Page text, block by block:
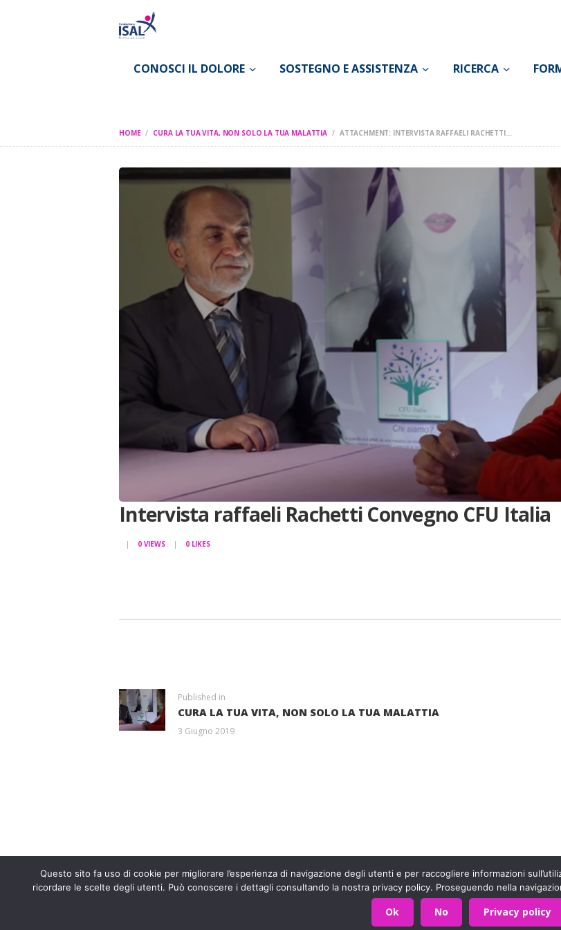
CONOSCI IL DOLORE SOSTEGNO E ASSISTENZA RICERCA
HOME CURA LA TUA VITA, NON SOLO LA TUA MALATTIA ATTACHMENT: INTERVISTA RAFFAELI RACHETTI...
RICERCA
FORMAZIONE
CHI SIAMO
Intervista raffaeli Rachetti Convegno CFU Italia
0 VIEWS 0 LIKES
Published in
post:
CURA LA TUA VITA, NON SOLO LA TUA MALATTIA
3 Giugno 2019
Fondazione ISAL © 2026 P. IVA 03932590403 Privacy Policy - Sviluppato daArchimede -
Questo sito fa uso di cookie per migliorare l’esperienza di navigazione degli utenti e per raccogliere informazioni
ricordare le scelte degli utenti. Può conoscere i dettagli consultando la nostra privacy policy. Proseguendo nella
Ok No Privacy policy